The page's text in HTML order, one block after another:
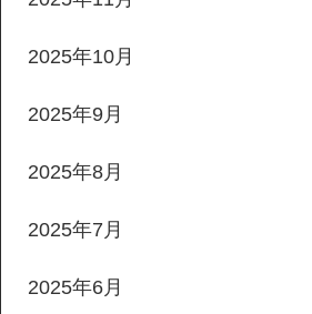
2025年10月
2025年9月
2025年8月
2025年7月
2025年6月